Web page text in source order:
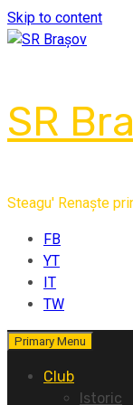
Skip to content
SR
Steagu' Renaște
FB
YT
IT
TW
Primary Menu
Club
Istoric